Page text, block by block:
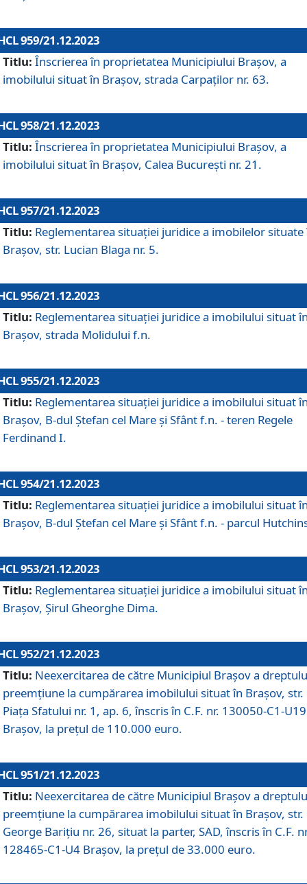
959/21.12.2023
Titlu: Înscrierea în proprietatea Municipiului Brașov, a
imobilului situat în Brașov, strada Carpaților nr. 63.
958/21.12.2023
Titlu: Înscrierea în proprietatea Municipiului Brașov, a
imobilului situat în Brașov, Calea București nr. 21.
957/21.12.2023
Titlu: Reglementarea situației juridice a imobilelor situate
Brașov, str. Lucian Blaga nr. 5.
956/21.12.2023
Titlu: Reglementarea situației juridice a imobilului situat
Brașov, strada Molidului f.n.
955/21.12.2023
Titlu: Reglementarea situației juridice a imobilului situat
Brașov, B-dul Ștefan cel Mare și Sfânt f.n. - teren Regele
Ferdinand I.
954/21.12.2023
Titlu: Reglementarea situației juridice a imobilului situat
Brașov, B-dul Ștefan cel Mare și Sfânt f.n. - parcul
953/21.12.2023
Titlu: Reglementarea situației juridice a imobilului situat
Brașov, Șirul Gheorghe Dima.
952/21.12.2023
Titlu: Neexercitarea de către Municipiul Brașov a
preemțiune la cumpărarea imobilului situat în Brașov, str.
Piața Sfatului nr. 1, ap. 6, înscris în C.F. nr. 130050-C1-U19
Brașov, la prețul de 110.000 euro.
951/21.12.2023
Titlu: Neexercitarea de către Municipiul Brașov a
preemțiune la cumpărarea imobilului situat în Brașov, str.
George Barițiu nr. 26, situat la parter, SAD, înscris în C.F.
128465-C1-U4 Brașov, la prețul de 33.000 euro.